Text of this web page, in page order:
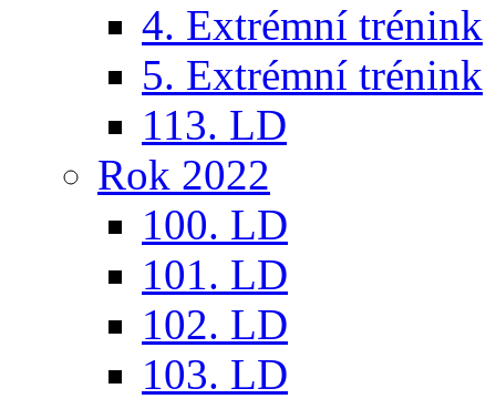
4. Extrémní trénink
5. Extrémní trénink
113. LD
Rok 2022
100. LD
101. LD
102. LD
103. LD